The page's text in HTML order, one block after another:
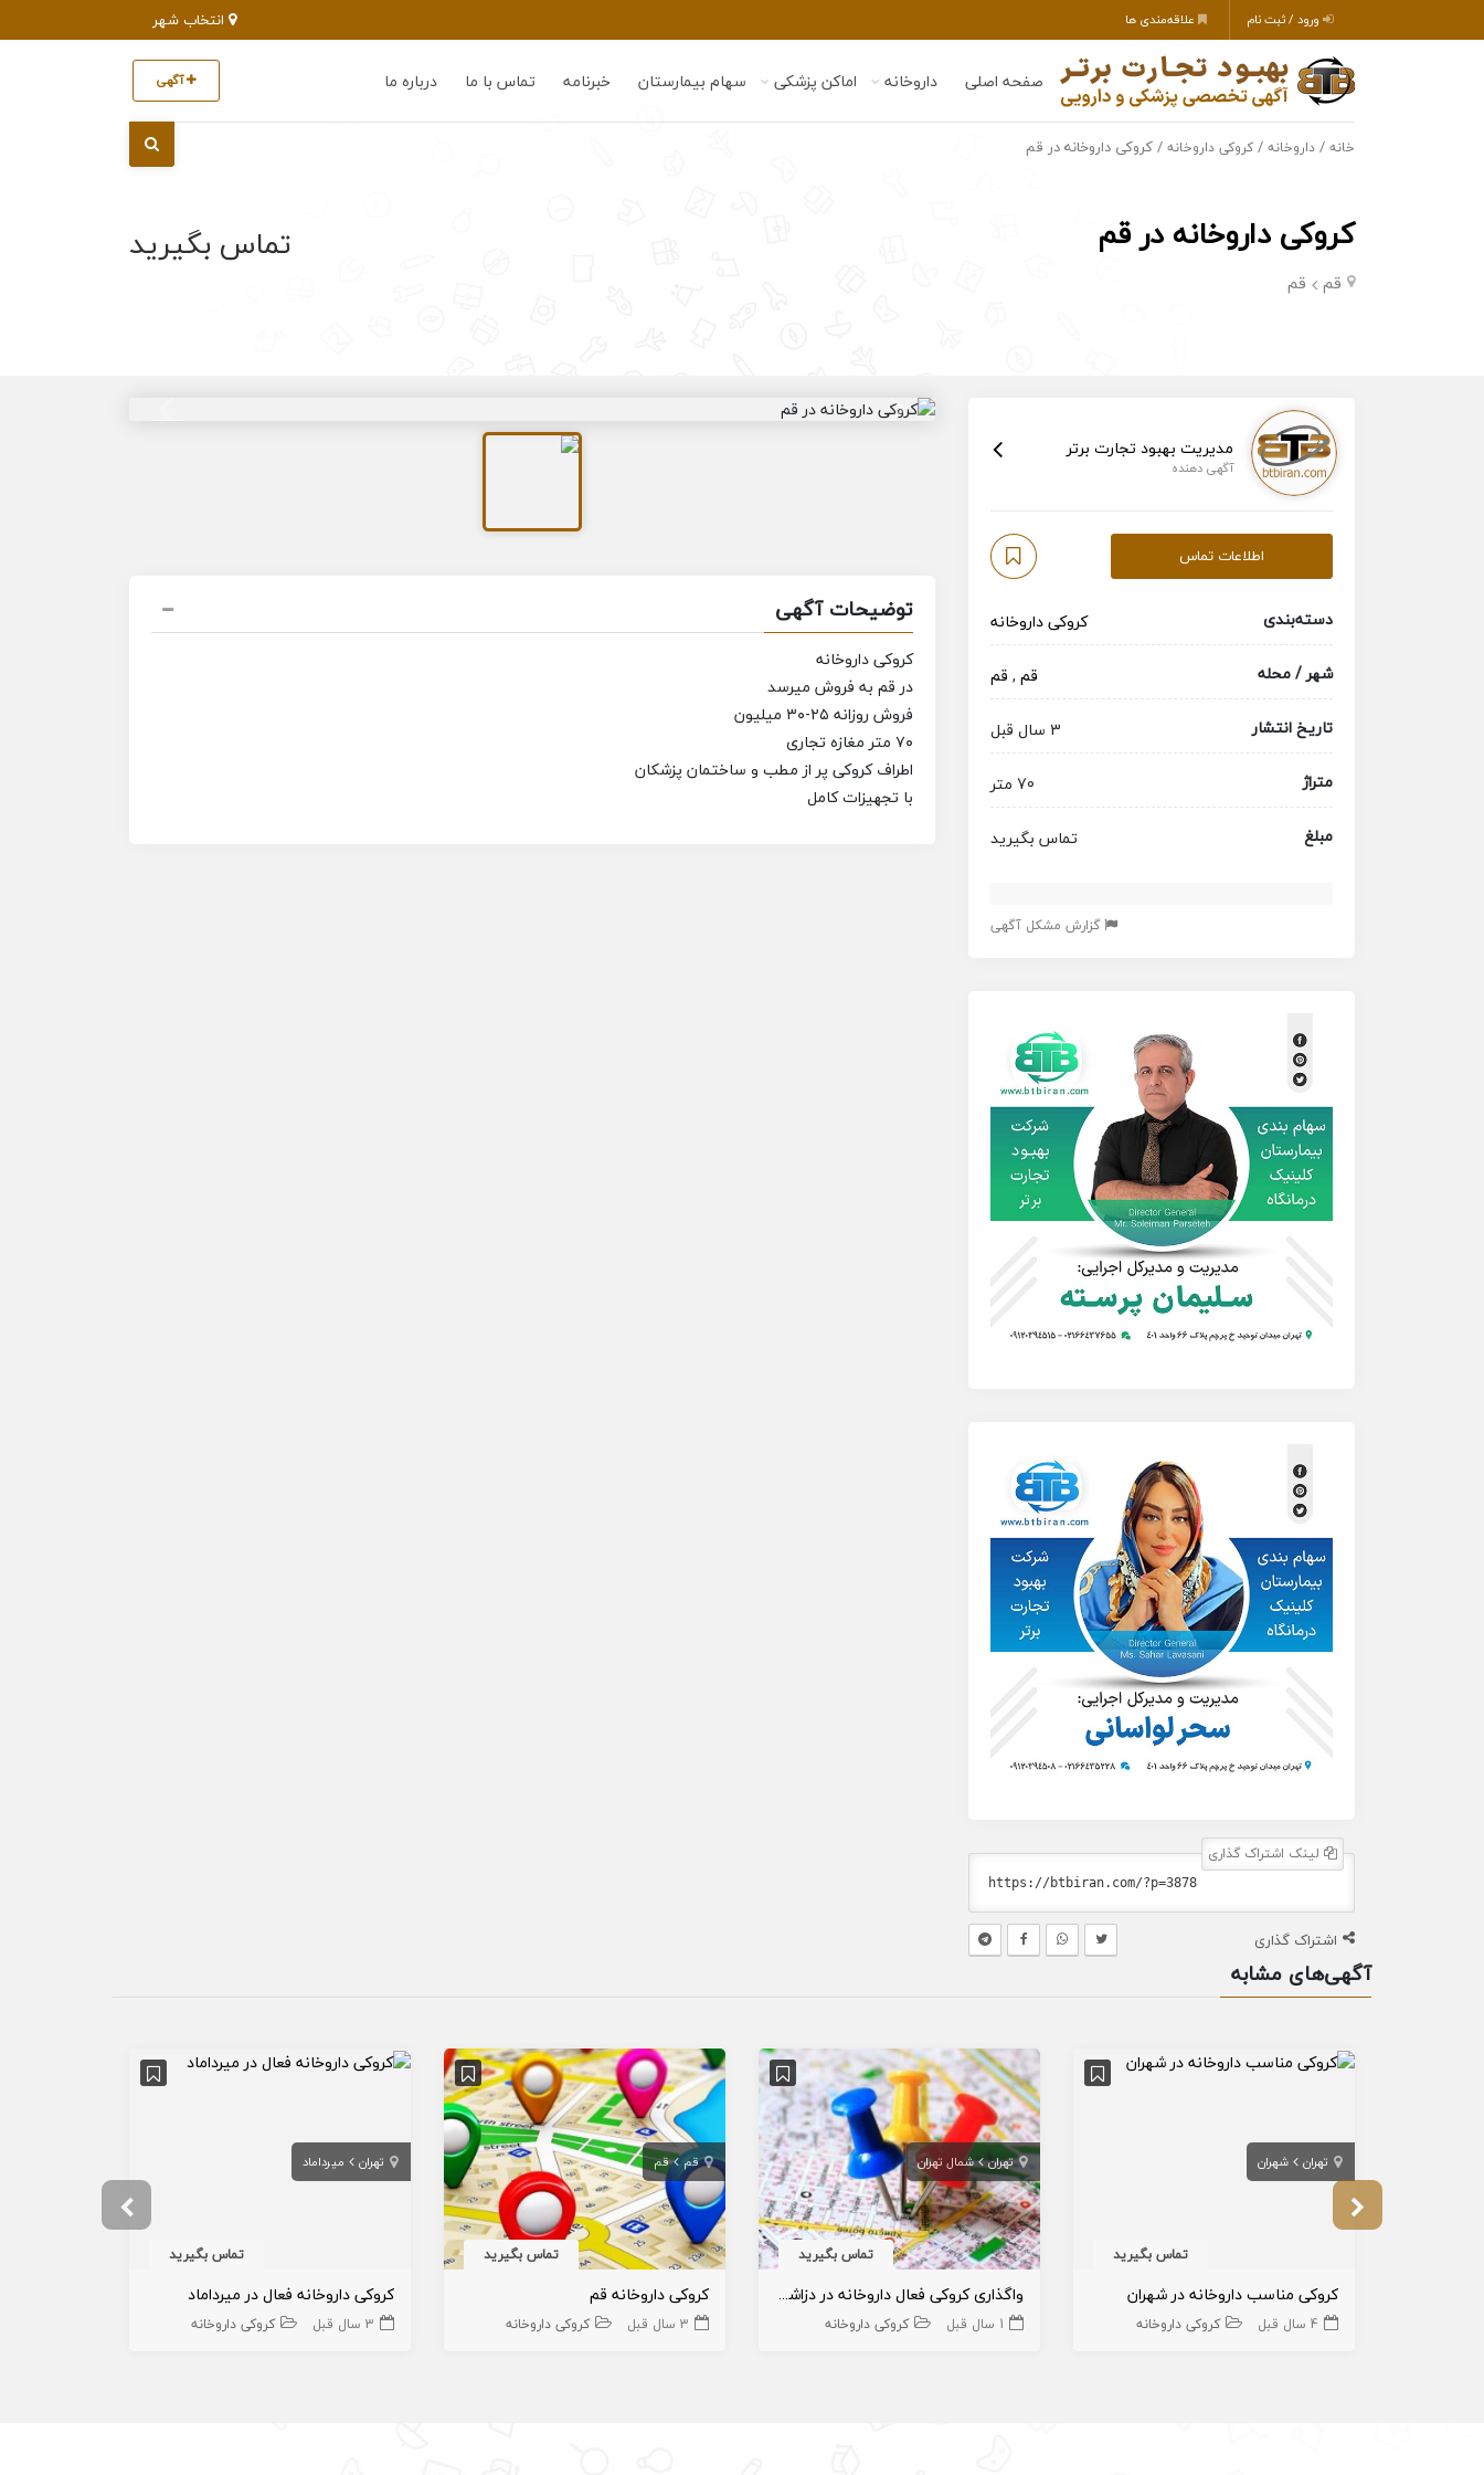
ورود / ثبت نام علاقه‌مندی ها
صفحه اصلی داروخانه اماکن پزشکی سهام بیمارستان خبرنامه تماس با ما درباره ما آگهی
خانه / داروخانه / کروکی داروخانه / کروکی داروخانه در قم
کروکی داروخانه در قم
قم قم
تماس بگیرید
مدیریت بهبود تجارت برتر
آگهی دهنده
اطلاعات تماس
دسته‌بندی
کروکی داروخانه
شهر / محله
قم , قم
تاریخ انتشار
3 سال قبل
متراژ
70 متر
مبلغ
تماس بگیرید
گزارش مشکل آگهی
لینک اشتراک گذاری
اشتراک گذاری
توضیحات آگهی
کروکی داروخانه
در قم به فروش میرسد
فروش روزانه ۲۵-۳۰ میلیون
۷۰ متر مغازه تجاری
اطراف کروکی پر از مطب و ساختمان پزشکان
با تجهیزات کامل
آگهی‌های مشابه
تهران شهران
تماس بگیرید
کروکی مناسب داروخانه در شهران
4 سال قبل کروکی داروخانه
تهران شمال تهران
تماس بگیرید
واگذاری کروکی فعال داروخانه در دزاشیب
1 سال قبل کروکی داروخانه
قم قم
تماس بگیرید
کروکی داروخانه قم
3 سال قبل کروکی داروخانه
تهران میرداماد
تماس بگیرید
کروکی داروخانه فعال در میرداماد
3 سال قبل کروکی داروخانه